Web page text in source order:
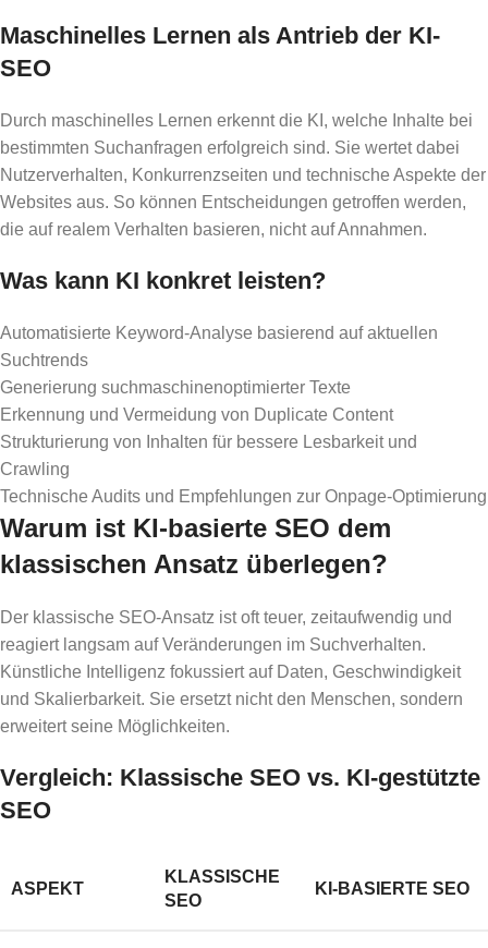
Maschinelles Lernen als Antrieb der KI-
SEO
Durch maschinelles Lernen erkennt die KI, welche Inhalte bei
bestimmten Suchanfragen erfolgreich sind. Sie wertet dabei
Nutzerverhalten, Konkurrenzseiten und technische Aspekte der
Websites aus. So können Entscheidungen getroffen werden,
die auf realem Verhalten basieren, nicht auf Annahmen.
Was kann KI konkret leisten?
Automatisierte Keyword-Analyse basierend auf aktuellen
Suchtrends
Generierung suchmaschinenoptimierter Texte
Erkennung und Vermeidung von Duplicate Content
Strukturierung von Inhalten für bessere Lesbarkeit und
Crawling
Technische Audits und Empfehlungen zur Onpage-Optimierung
Warum ist KI-basierte SEO dem
klassischen Ansatz überlegen?
Der klassische SEO-Ansatz ist oft teuer, zeitaufwendig und
reagiert langsam auf Veränderungen im Suchverhalten.
Künstliche Intelligenz fokussiert auf Daten, Geschwindigkeit
und Skalierbarkeit. Sie ersetzt nicht den Menschen, sondern
erweitert seine Möglichkeiten.
Vergleich: Klassische SEO vs. KI-gestützte
SEO
ASPEKT
KLASSISCHE
SEO
KI-BASIERTE SEO